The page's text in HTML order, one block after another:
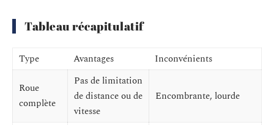
Tableau récapitulatif
Type Avantages Inconvénients
Roue
complète
Pas de limitation
de distance ou de
vitesse
Encombrante, lourde